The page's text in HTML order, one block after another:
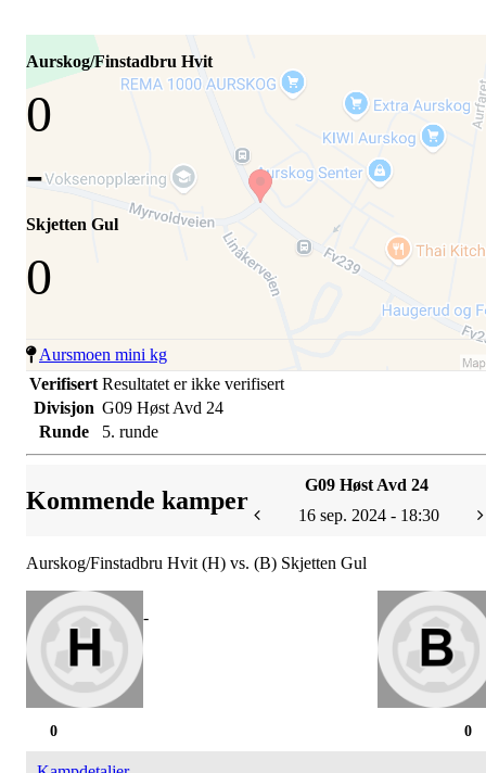
Aurskog/Finstadbru Hvit
0
-
Skjetten Gul
0
Aursmoen mini kg
Verifisert Resultatet er ikke verifisert
Divisjon G09 Høst Avd 24
Runde
5. runde
Kommende kamper
G09 Høst Avd 24
16 sep. 2024 - 18:30
Aurskog/Finstadbru Hvit (H) vs. (B) Skjetten Gul
-
0
0